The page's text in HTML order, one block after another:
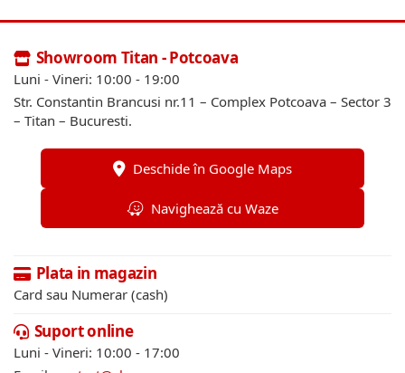
Showroom Titan - Potcoava
Luni - Vineri: 10:00 - 19:00
Str. Constantin Brancusi nr.11 – Complex Potcoava – Sector 3
– Titan – Bucuresti.
Deschide în Google Maps
Navighează cu Waze
Plata in magazin
Card sau Numerar (cash)
Suport online
Luni - Vineri: 10:00 - 17:00